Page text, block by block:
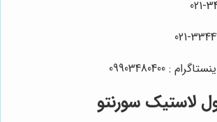
: 09903480400
لاستیک سورنتو